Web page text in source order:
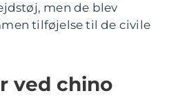
men de blev
tilføjelse til de civile
ved chino